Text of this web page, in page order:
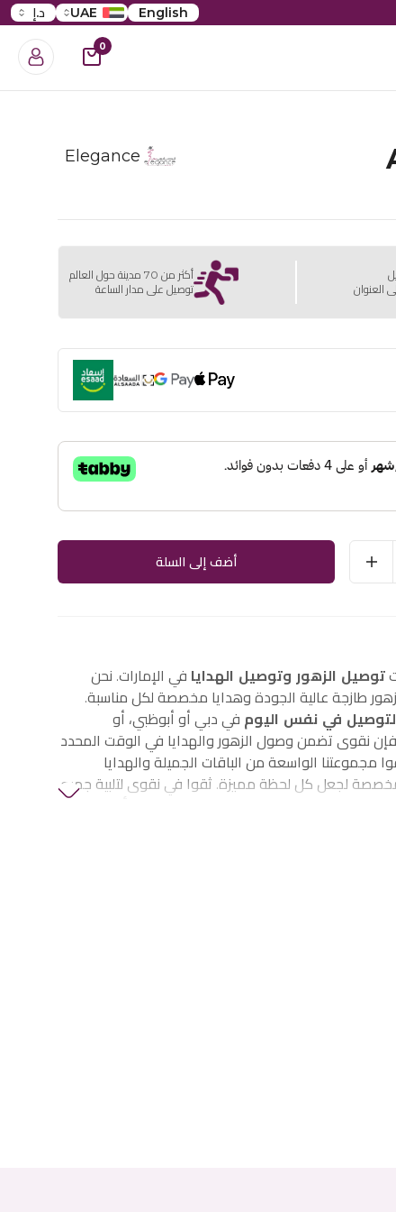
English
UAE د.إ
0
Elegance
العنوان
أكثر من 70 مدينة حول العالم
توصيل على مدار الساعة
أضف إلى السلة
توصيل الزهور وتوصيل الهدايا في الإمارات. نحن
طازجة عالية الجودة وهدايا مخصصة لكل مناسبة.
في نفس اليوم في دبي أو أبوظبي، أو
نقوى تضمن وصول الزهور والهدايا في الوقت المحدد
مجموعتنا الواسعة من الباقات الجميلة والهدايا
لجعل كل لحظة مميزة. ثقوا في نقوى لتلبية جميع